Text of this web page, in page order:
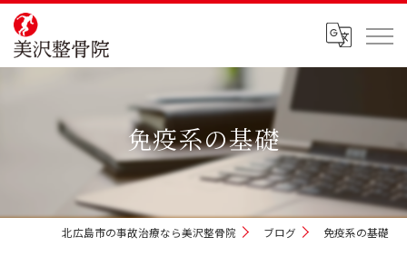
免疫系の基礎
北広島市の事故治療なら美沢整骨院 ブログ 免疫系の基礎